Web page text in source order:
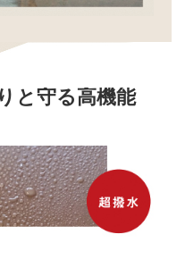
と守る高機能